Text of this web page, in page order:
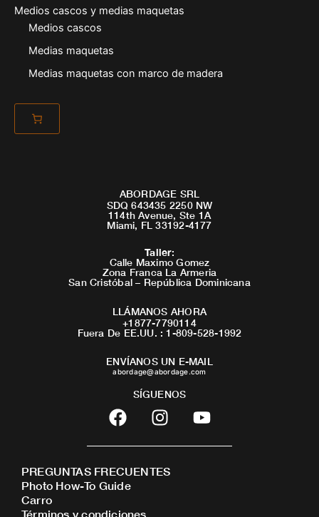
Medios cascos y medias maquetas
Medios cascos
Medias maquetas
Medias maquetas con marco de madera
ABORDAGE SRL
SDQ 643435 2250 NW
114th Avenue, Ste 1A
Miami, FL 33192-4177
Taller:
Calle Maximo Gomez
Zona Franca La Armeria
San Cristóbal – República Dominicana
LLÁMANOS AHORA
+1877-7790114
Fuera De EE.UU. : 1-809-528-1992
ENVÍANOS UN E-MAIL
abordage@abordage.com
SÍGUENOS
F
a
c
b
o
I
n
s
a
Y
o
u
PREGUNTAS FRECUENTES
Photo How-To Guide
Carro
Términos y condiciones